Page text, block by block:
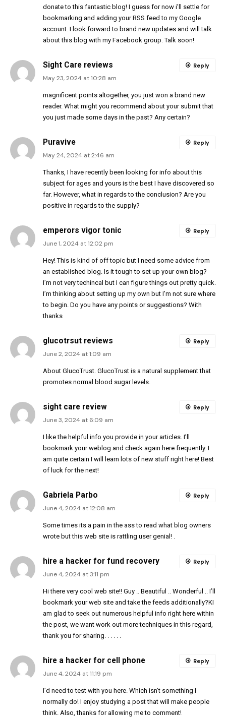
donate to this fantastic blog! I guess for now i’ll settle for
bookmarking and adding your RSS feed to my Google
account. I look forward to brand new updates and will talk
about this blog with my Facebook group. Talk soon!
Sight Care reviews
May 23, 2024 at 10:28 am
magnificent points altogether, you just won a brand new
reader. What might you recommend about your submit that
you just made some days in the past? Any certain?
Reply
Puravive
May 24, 2024 at 2:46 am
Thanks, I have recently been looking for info about this
subject for ages and yours is the best I have discovered so
far. However, what in regards to the conclusion? Are you
positive in regards to the supply?
Reply
emperors vigor tonic
June 1, 2024 at 12:02 pm
Hey! This is kind of off topic but I need some advice from
an established blog. Is it tough to set up your own blog?
I’m not very techincal but I can figure things out pretty quick.
I’m thinking about setting up my own but I’m not sure where
to begin. Do you have any points or suggestions? With
thanks
Reply
glucotrsut reviews
June 2, 2024 at 1:09 am
About GlucoTrust. GlucoTrust is a natural supplement that
promotes normal blood sugar levels.
Reply
sight care review
June 3, 2024 at 6:09 am
I like the helpful info you provide in your articles. I’ll
bookmark your weblog and check again here frequently. I
am quite certain I will learn lots of new stuff right here! Best
of luck for the next!
Reply
Gabriela Parbo
June 4, 2024 at 12:08 am
Some times its a pain in the ass to read what blog owners
wrote but this web site is rattling user genial! .
Reply
hire a hacker for fund recovery
June 4, 2024 at 3:11 pm
Hi there very cool web site!! Guy .. Beautiful .. Wonderful .. I’ll
bookmark your web site and take the feeds additionally?KI
am glad to seek out numerous helpful info right here within
the post, we want work out more techniques in this regard,
thank you for sharing. . . . . .
Reply
hire a hacker for cell phone
June 4, 2024 at 11:19 pm
I’d need to test with you here. Which isn’t something I
normally do! I enjoy studying a post that will make people
think. Also, thanks for allowing me to comment!
Reply